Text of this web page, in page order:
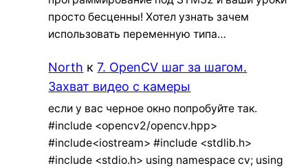
просто бесценны! Хотел узнать зачем
использовать переменную типа…
North к7. OpenCV шаг за шагом.
Захват видео с камеры
если у вас черное окно попробуйте так.
#include <opencv2/opencv.hpp>
#include<iostream> #include <stdlib.h>
#include <stdio.h> using namespace cv; using